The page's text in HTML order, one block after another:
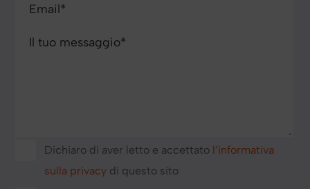
Dichiaro di aver letto e accettato l’informativa
sulla privacy di questo sito